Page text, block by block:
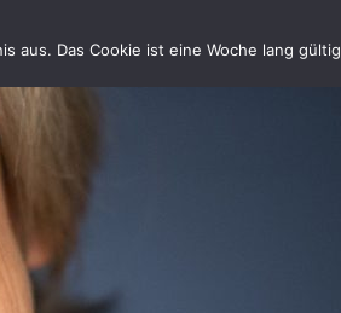
aus. Das Cookie ist eine Woche lang gültig